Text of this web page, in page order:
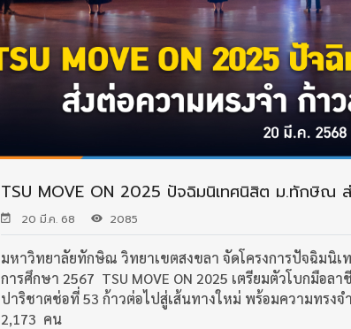
TSU MOVE ON 2025 ปัจฉิมนิเทศนิสิต ม.ทักษิณ
20 มี.ค. 68 2085
มหาวิทยาลัยทักษิณ วิทยาเขตสงขลา จัดโครงการปัจฉิมนิเ
การศึกษา 2567 TSU MOVE ON 2025 เตรียมตัวโบกมือล
ปาริชาตช่อที่ 53 ก้าวต่อไปสู่เส้นทางใหม่ พร้อมความทรง
2,173 คน